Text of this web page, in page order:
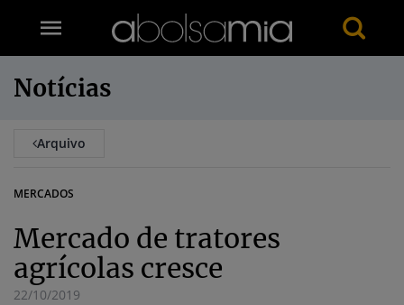
Notícias
Arquivo
MERCADOS
Mercado de tratores
agrícolas cresce
22/10/2019